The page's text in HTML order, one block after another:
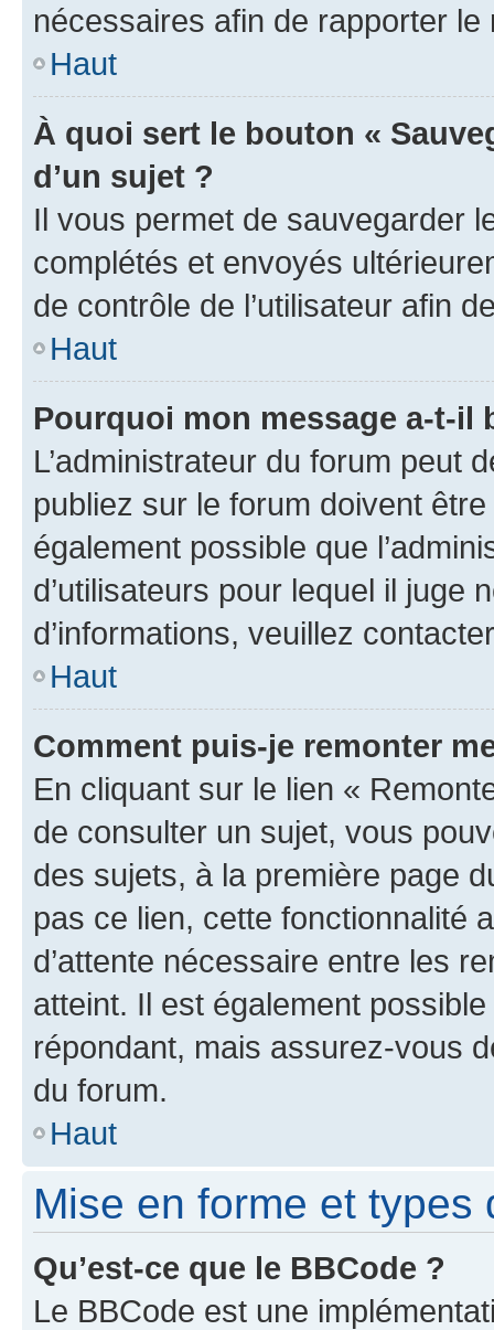
nécessaires afin de rapporter le
Haut
À quoi sert le bouton «
d’un sujet ?
Il vous permet de sauvegarder
complétés et envoyés
de contrôle de l’utilisateur afin
Haut
Pourquoi mon message a-t-il
L’administrateur du forum peut
publiez sur le forum doivent
également possible que
d’utilisateurs pour lequel il juge
d’informations, veuillez
Haut
Comment puis-je remonter
En cliquant sur le lien «
de consulter un sujet, vous
des sujets, à la première page
pas ce lien, cette fonctionnalité
d’attente nécessaire entre les
atteint. Il est également
répondant, mais assurez-vous
du forum.
Haut
Mise en forme et types
Qu’est-ce que le BBCode ?
Le BBCode est une